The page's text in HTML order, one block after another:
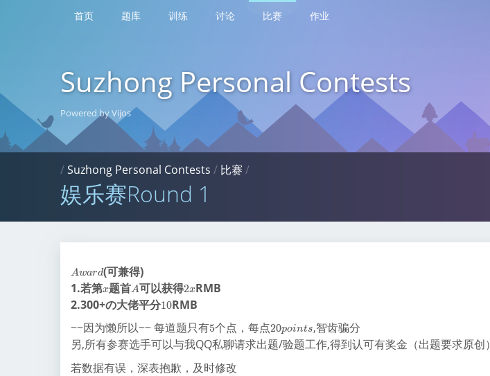
首页 题库 训练 讨论 比赛 作业
Suzhong Personal Contests
Powered by Vijos
/Suzhong Personal Contests / 比赛 /
娱乐赛Round 1
A
w
a
r
Award(可兼得)
1.若第x
x题首 A
A可以获得2
x
2xRMB
2.300+の大佬平分110RMB
~~因为懒所以~~ 每道题只有5
5个点，每点2
0
p
20points,智齿骗分
另,所有参赛选手可以与我QQ私聊请求出题/验题工作,得到认可有奖金（出题要求原创）
若数据有误，深表抱歉，及时修改